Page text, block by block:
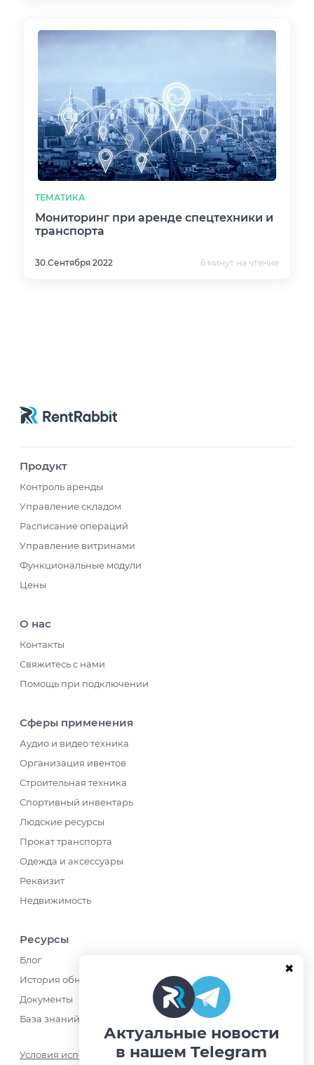
ТЕМАТИКА
Мониторинг при аренде спецтехники и
транспорта
30 Сентября 2022 6 минут на чтение
Продукт
Контроль аренды
Управление складом
Расписание операций
Управление витринами
Функциональные модули
Цены
О нас
Контакты
Свяжитесь с нами
Помощь при подключении
Сферы применения
Аудио и видео техника
Организация ивентов
Строительная техника
Спортивный инвентарь
Людские ресурсы
Прокат транспорта
Одежда и аксессуары
Реквизит
Недвижимость
Ресурсы
Блог
История обновлений
Документы
База знаний
Условия использования
Актуальные новости
в нашем Telegram